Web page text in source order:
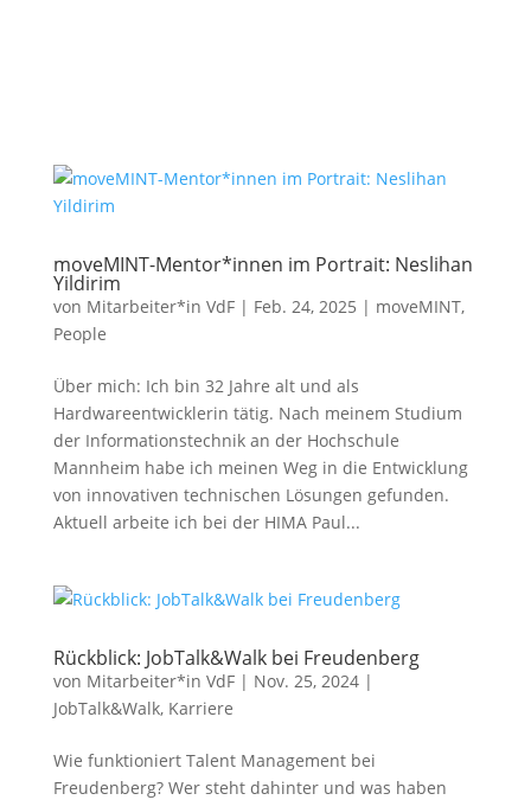
moveMINT-Mentor*innen im Portrait: Neslihan
Yildirim
von Mitarbeiter*in VdF| Feb. 24, 2025 | moveMINT,
People
Über mich: Ich bin 32 Jahre alt und als
Hardwareentwicklerin tätig. Nach meinem Studium
der Informationstechnik an der Hochschule
Mannheim habe ich meinen Weg in die Entwicklung
von innovativen technischen Lösungen gefunden.
Aktuell arbeite ich bei der HIMA Paul...
Rückblick: JobTalk&Walk bei Freudenberg
von Mitarbeiter*in VdF| Nov. 25, 2024|
JobTalk&Walk, Karriere
Wie funktioniert Talent Management bei
Freudenberg? Wer steht dahinter und was haben